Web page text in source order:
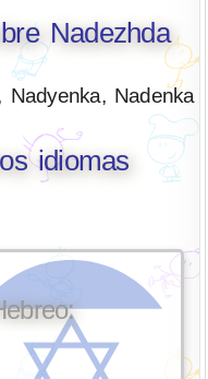
Nadezhda
Nadyenka, Nadenka
idiomas